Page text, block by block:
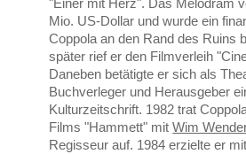
"Einer mit Herz". Das Melodram
Mio. US-Dollar und wurde ein
Coppola an den Rand des Ruins
später rief er den Filmverleih
Daneben betätigte er sich als
Buchverleger und Herausgeber
Kulturzeitschrift. 1982 trat
Films "Hammett" mitWim
Regisseur auf. 1984 erzielte er